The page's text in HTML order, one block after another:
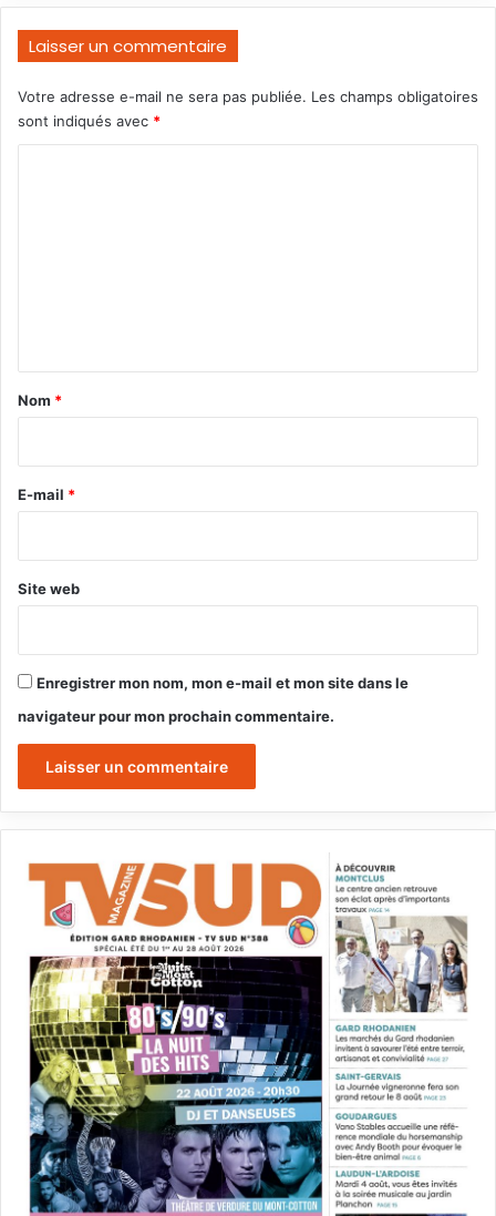
Laisser un commentaire
Votre adresse e-mail ne sera pas publiée. Les champs obligatoires
sont indiqués avec *
a
e
Nom *
E-mail *
Site web
Enregistrer mon nom, mon e-mail et mon site dans le
navigateur pour mon prochain commentaire.